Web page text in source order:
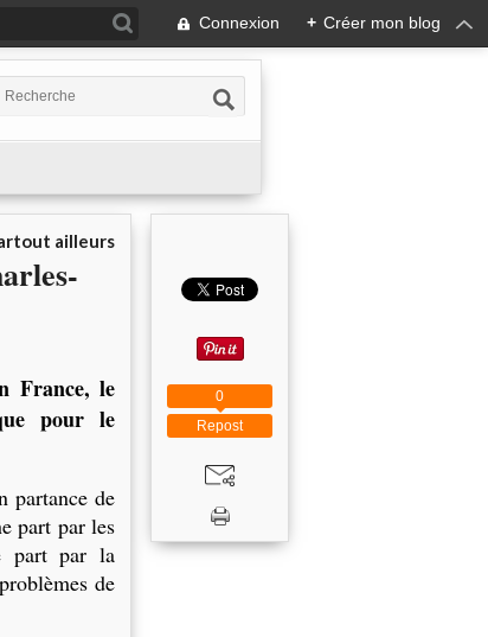
Connexion + Créer mon blog
ailleurs
France, le
pour le
partance de
part par les
part par la
de
Repost
0